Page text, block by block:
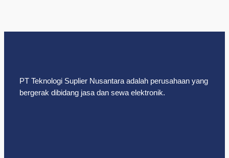
PT Teknologi Suplier Nusantara adalah perusahaan yang
bergerak dibidang jasa dan sewa elektronik.